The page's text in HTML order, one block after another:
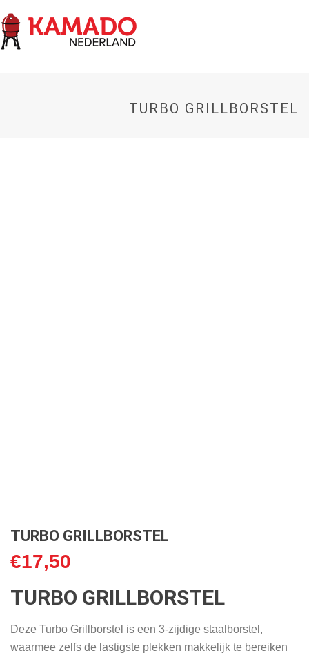
TURBO GRILLBORSTEL
TURBO GRILLBORSTEL
€17,50
TURBO GRILLBORSTEL
Deze Turbo Grillborstel is een 3-zijdige staalborstel,
waarmee zelfs de lastigste plekken makkelijk te bereiken